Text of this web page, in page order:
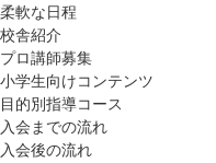
柔軟な日程
校舎紹介
プロ講師募集
小学生向けコンテンツ
目的別指導コース
入会までの流れ
入会後の流れ